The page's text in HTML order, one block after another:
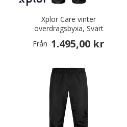
Xplor Care vinter
överdragsbyxa, Svart
Från 1.495,00 kr